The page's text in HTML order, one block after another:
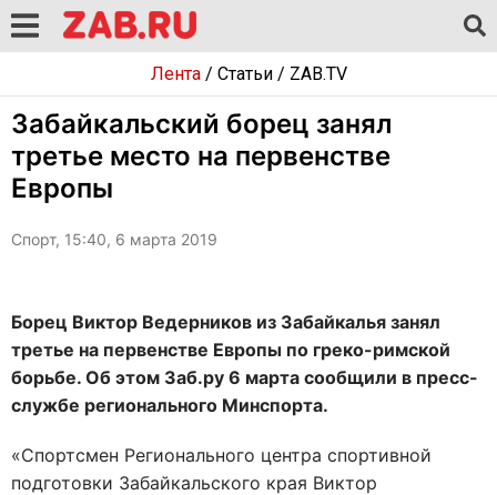
Лента/ Статьи/ ZAB.TV
Забайкальский борец занял
третье место на первенстве
Европы
Спорт, 15:40, 6 марта 2019
Борец Виктор Ведерников из Забайкалья занял
третье на первенстве Европы по греко-римской
борьбе. Об этом Заб.ру 6 марта сообщили в пресс-
службе регионального Минспорта.
«Спортсмен Регионального центра спортивной
подготовки Забайкальского края Виктор